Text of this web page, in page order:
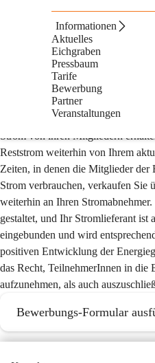
Informationen
Aktuelles
Eichgraben
Pressbaum
Tarife
Bewerbung
Partner
Veranstaltungen
Bewerbung zur Teilnahme
Energiegemeinschaft
Mit dem folgenden Formular
an der Energiegemeinschaft
Die Teilnahme an einer
Wechsel Ihres Energielieferanten
Energiegemeinschaft zu
Strom von ihren Mitgliedern
Reststrom weiterhin von Ihrem
Zeiten, in denen die Mitglieder der
Strom verbrauchen, verkaufen Sie
weiterhin an Ihren
gestaltet, und Ihr Stromlieferant ist
eingebunden und wird
positiven Entwicklung der
das Recht, TeilnehmerInnen in die
aufzunehmen, als auch
Bewerbungs-Formular